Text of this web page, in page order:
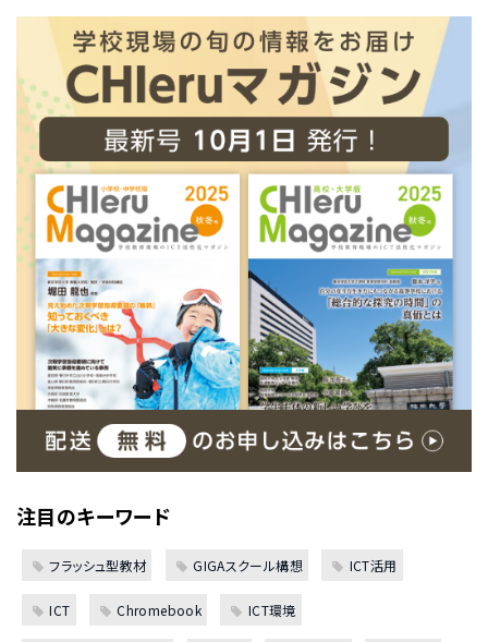
注目のキーワード
フラッシュ型教材 GIGAスクール構想 ICT活用
ICT Chromebook ICT環境